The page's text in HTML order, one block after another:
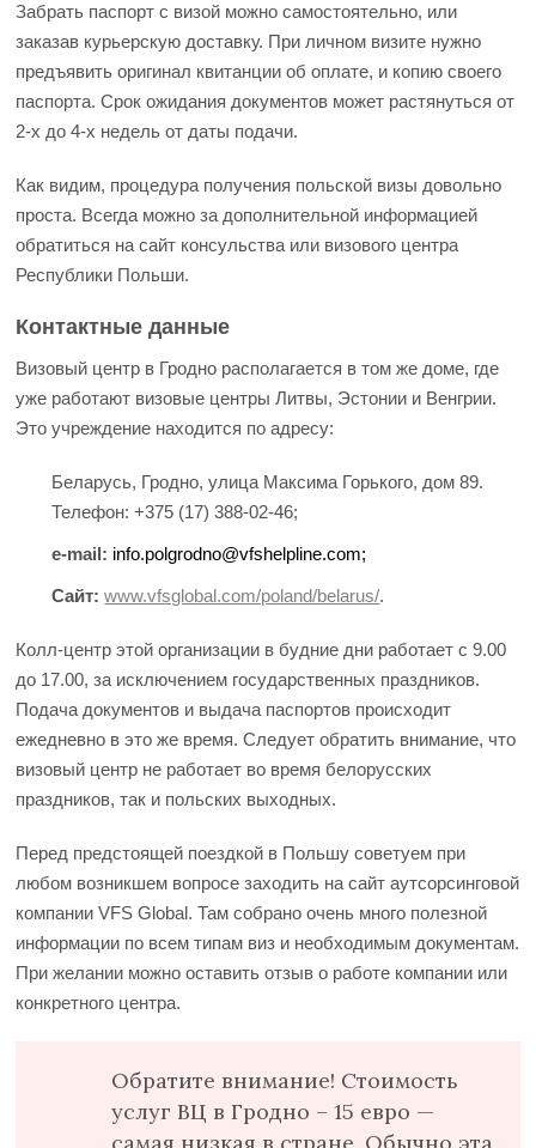
Забрать паспорт с визой можно самостоятельно, или
заказав курьерскую доставку. При личном визите нужно
предъявить оригинал квитанции об оплате, и копию своего
паспорта. Срок ожидания документов может растянуться от
2-х до 4-х недель от даты подачи.
Как видим, процедура получения польской визы довольно
проста. Всегда можно за дополнительной информацией
обратиться на сайт консульства или визового центра
Республики Польши.
Контактные данные
Визовый центр в Гродно располагается в том же доме, где
уже работают визовые центры Литвы, Эстонии и Венгрии.
Это учреждение находится по адресу:
Беларусь, Гродно, улица Максима Горького, дом 89.
Телефон: +375 (17) 388-02-46;
e-mail: info.polgrodno@vfshelpline.com;
Сайт: www.vfsglobal.com/poland/belarus/.
Колл-центр этой организации в будние дни работает с 9.00
до 17.00, за исключением государственных праздников.
Подача документов и выдача паспортов происходит
ежедневно в это же время. Следует обратить внимание, что
визовый центр не работает во время белорусских
праздников, так и польских выходных.
Перед предстоящей поездкой в Польшу советуем при
любом возникшем вопросе заходить на сайт аутсорсинговой
компании VFS Global. Там собрано очень много полезной
информации по всем типам виз и необходимым документам.
При желании можно оставить отзыв о работе компании или
конкретного центра.
Обратите внимание! Стоимость
услуг ВЦ в Гродно – 15 евро —